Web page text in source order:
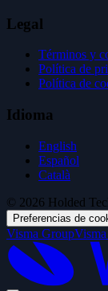
Legal
Términos y
Política de
Política de
Idioma
English
Español
Català
© 2026 Holded
Preferencias de
Visma Group